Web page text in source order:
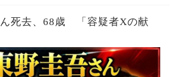
死去、68歳 「容疑者Xの献